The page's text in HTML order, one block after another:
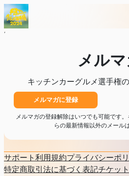
Home
メル
キッチンカーグルメ選手権
メルマガに登録
メルマガの登録解除はいつでも可能です
らの最新情報以外のメール
サポート利用規約プライバシーポ
特定商取引法に基づく表記チケッ